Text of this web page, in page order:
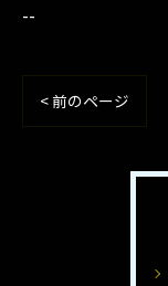
--
< 前のページ